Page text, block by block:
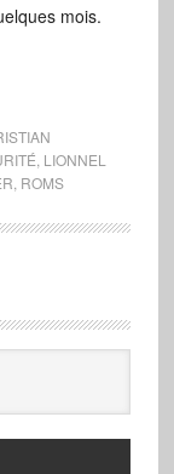
mois.
LIONNEL
ROMS